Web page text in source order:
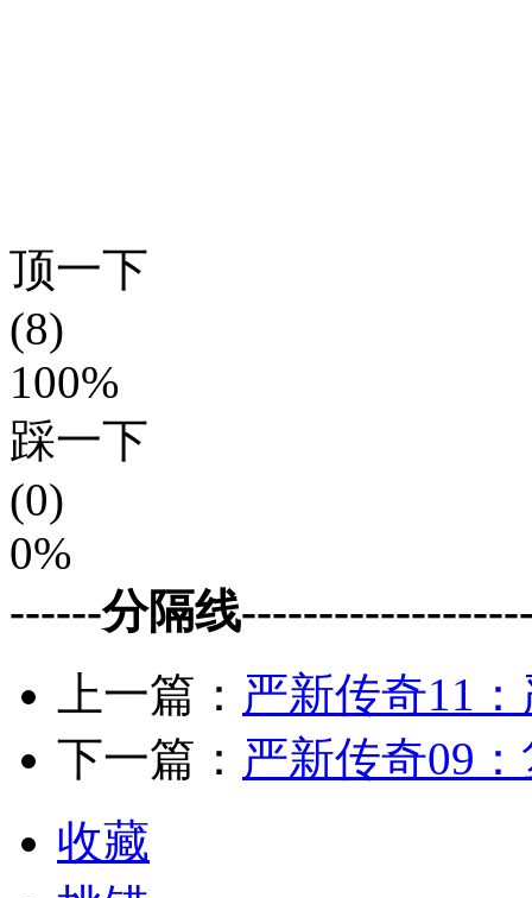
顶一下
(8)
100%
踩一下
(0)
0%
------分隔线
上一篇： 严新传奇11
下一篇： 严新传奇09
收藏